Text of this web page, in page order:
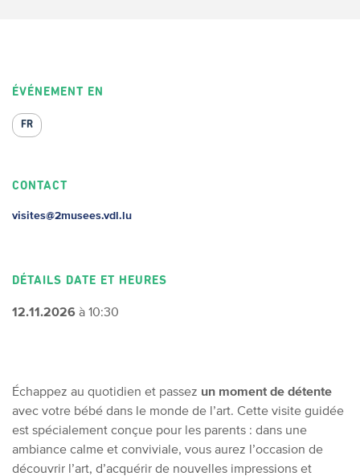
ÉVÉNEMENT EN
FR
CONTACT
visites@2musees.vdl.lu
DÉTAILS DATE ET HEURES
12.11.2026 à 10:30
Échappez au quotidien et passez un moment de détente
avec votre bébé dans le monde de l’art. Cette visite guidée
est spécialement conçue pour les parents : dans une
ambiance calme et conviviale, vous aurez l’occasion de
découvrir l’art, d’acquérir de nouvelles impressions et